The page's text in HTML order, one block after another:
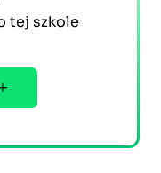
tej szkole